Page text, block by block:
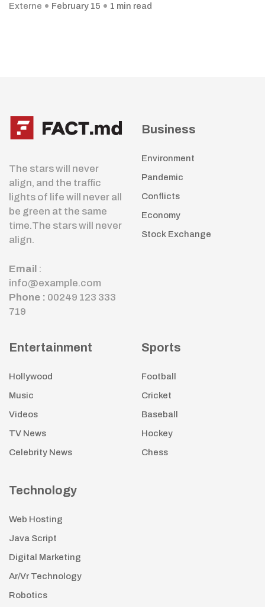
Externe
February 15 1 min read
The stars will never
align, and the traffic
lights of life will never all
be green at the same
time.The stars will never
align.
Email :
info@example.com
Phone : 00249 123 333
719
Business
Environment
Pandemic
Conflicts
Economy
Stock Exchange
Entertainment
Hollywood
Music
Videos
TV News
Celebrity News
Sports
Football
Cricket
Baseball
Hockey
Chess
Technology
Web Hosting
Java Script
Digital Marketing
Ar/Vr Technology
Robotics